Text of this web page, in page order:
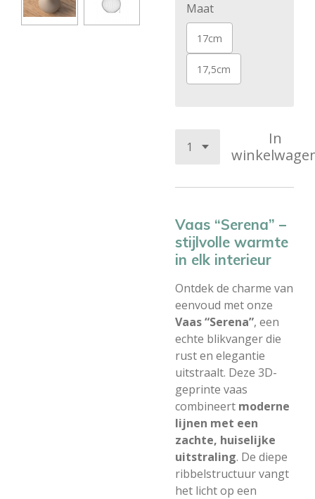
Maat
17cm
17,5cm
In
Vaas “Serena” –
stijlvolle warmte
in elk interieur
Ontdek de charme van
eenvoud met onze
Vaas “Serena”, een
echte blikvanger die
rust en elegantie
uitstraalt. Deze 3D-
geprinte vaas
combineert moderne
lijnen met een
zachte, huiselijke
uitstraling. De diepe
ribbelstructuur vangt
het licht op een